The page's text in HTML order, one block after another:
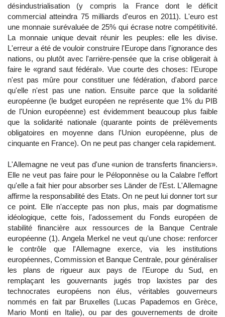
désindustrialisation (y compris la France dont le déficit
commercial atteindra 75 milliards d'euros en 2011). L'euro est
une monnaie surévaluée de 25% qui écrase notre compétitivité.
La monnaie unique devait réunir les peuples: elle les divise.
L'erreur a été de vouloir construire l'Europe dans l'ignorance des
nations, ou plutôt avec l'arrière-pensée que la crise obligerait à
faire le «grand saut fédéral». Vue courte des choses: l'Europe
n'est pas mûre pour constituer une fédération, d'abord parce
qu'elle n'est pas une nation. Ensuite parce que la solidarité
européenne (le budget européen ne représente que 1% du PIB
de l'Union européenne) est évidemment beaucoup plus faible
que la solidarité nationale (quarante points de prélèvements
obligatoires en moyenne dans l'Union européenne, plus de
cinquante en France). On ne peut pas changer cela rapidement.
L'Allemagne ne veut pas d'une «union de transferts financiers».
Elle ne veut pas faire pour le Péloponnèse ou la Calabre l'effort
qu'elle a fait hier pour absorber ses Länder de l'Est. L'Allemagne
affirme la responsabilité des Etats. On ne peut lui donner tort sur
ce point. Elle n'accepte pas non plus, mais par dogmatisme
idéologique, cette fois, l'adossement du Fonds européen de
stabilité financière aux ressources de la Banque Centrale
européenne (1). Angela Merkel ne veut qu'une chose: renforcer
le contrôle que l'Allemagne exerce, via les institutions
européennes, Commission et Banque Centrale, pour généraliser
les plans de rigueur aux pays de l'Europe du Sud, en
remplaçant les gouvernants jugés trop laxistes par des
technocrates européens non élus, véritables gouverneurs
nommés en fait par Bruxelles (Lucas Papademos en Grèce,
Mario Monti en Italie), ou par des gouvernements de droite